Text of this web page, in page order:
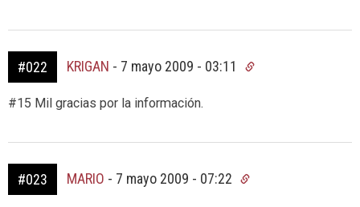
#022 KRIGAN - 7 mayo 2009 - 03:11
#15 Mil gracias por la información.
#023 MARIO - 7 mayo 2009 - 07:22